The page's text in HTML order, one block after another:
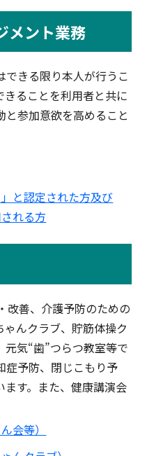
メント業務
きる限り本人が行うこ
きることを利用者と共に
参加意欲を高めること
と認定された方及び
れる方
改善、介護予防のための
んクラブ、貯筋体操ク
気“歯”つらつ教室等で
症予防、閉じこもり予
す。また、健康講演会
会等）